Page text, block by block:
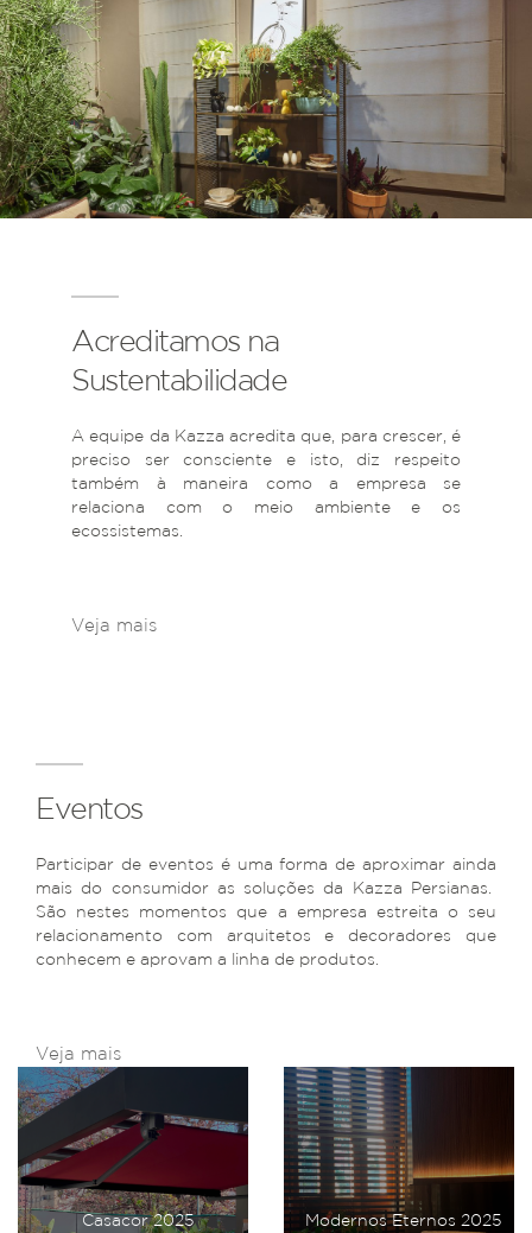
Acreditamos na
Sustentabilidade
A equipe da Kazza acredita que, para crescer, é
preciso ser consciente e isto, diz respeito
também à maneira como a empresa se
relaciona com o meio ambiente e os
ecossistemas.
Veja mais
Eventos
Participar de eventos é uma forma de aproximar ainda
mais do consumidor as soluções da Kazza Persianas.
São nestes momentos que a empresa estreita o seu
relacionamento com arquitetos e decoradores que
conhecem e aprovam a linha de produtos.
Veja mais
Casacor 2025 Modernos Eternos 2025